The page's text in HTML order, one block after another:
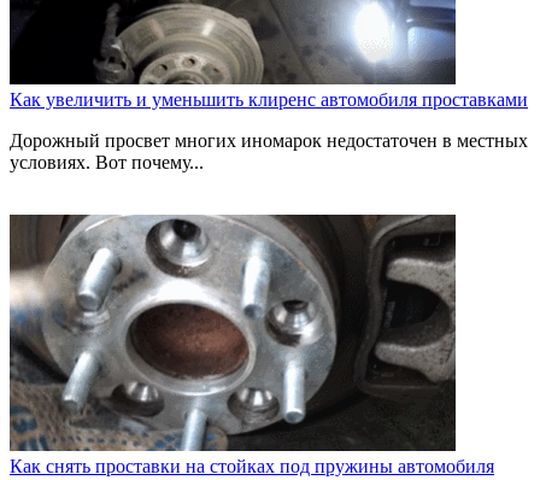
Как увеличить и уменьшить клиренс автомобиля проставками
Дорожный просвет многих иномарок недостаточен в местных
условиях. Вот почему...
Как снять проставки на стойках под пружины автомобиля